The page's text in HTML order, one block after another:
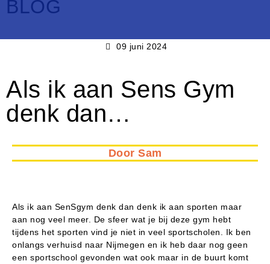
BLOG
09 juni 2024
Als ik aan Sens Gym
denk dan…
Door Sam
Als ik aan SenSgym denk dan denk ik aan sporten maar
aan nog veel meer. De sfeer wat je bij deze gym hebt
tijdens het sporten vind je niet in veel sportscholen. Ik ben
onlangs verhuisd naar Nijmegen en ik heb daar nog geen
een sportschool gevonden wat ook maar in de buurt komt